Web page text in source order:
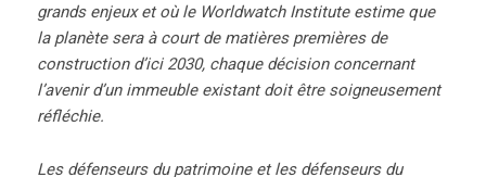
grands enjeux et où le Worldwatch Institute estime que
la planète sera à court de matières premières de
construction d’ici 2030, chaque décision concernant
l’avenir d’un immeuble existant doit être soigneusement
réfléchie.
Les défenseurs du patrimoine et les défenseurs du